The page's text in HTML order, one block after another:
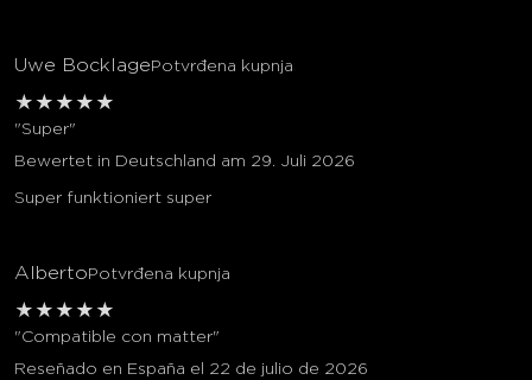
Uwe BocklagePotvrđena kupnja
★ ★ ★ ★ ★
"Super"
Bewertet in Deutschland am 29. Juli 2026
Super funktioniert super
AlbertoPotvrđena kupnja
★ ★ ★ ★ ★
"Compatible con matter"
Reseñado en España el 22 de julio de 2026